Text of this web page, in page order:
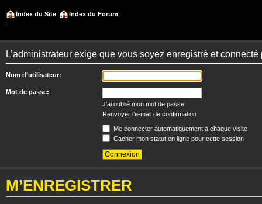
Index du Site Index du Forum
L’administrateur exige que vous soyez enregistré et
Nom d’utilisateur:
Mot de passe:
J’ai oublié mon mot de passe
Renvoyer l’e-mail de confirmation
Me connecter automatiquement à chaque visite
Cacher mon statut en ligne pour cette session
M’ENREGISTRER